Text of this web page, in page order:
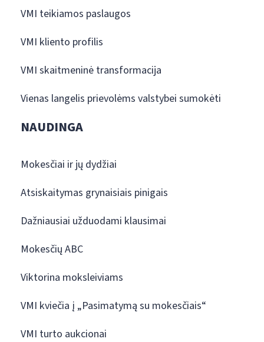
VMI teikiamos paslaugos
VMI kliento profilis
VMI skaitmeninė transformacija
Vienas langelis prievolėms valstybei sumokėti
NAUDINGA
Mokesčiai ir jų dydžiai
Atsiskaitymas grynaisiais pinigais
Dažniausiai užduodami klausimai
Mokesčių ABC
Viktorina moksleiviams
VMI kviečia į „Pasimatymą su mokesčiais“
VMI turto aukcionai